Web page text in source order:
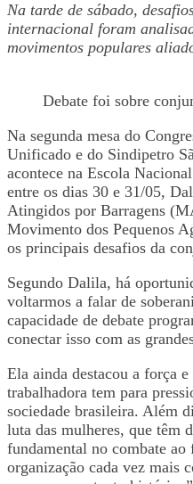
Na tarde de sábado,
internacional foram
movimentos populares
Debate foi sobre
Na segunda mesa do
Unificado e do Sindipetro
acontece na Escola
entre os dias 30 e 31/05,
Atingidos por Barragens
Movimento dos Pequenos
os principais desafios da
Segundo Dalila, há
voltarmos a falar de
capacidade de debate
conectar isso com as
Ela ainda destacou a força
trabalhadora tem para
sociedade brasileira. Além
luta das mulheres, que têm
fundamental no combate ao
organização cada vez mais